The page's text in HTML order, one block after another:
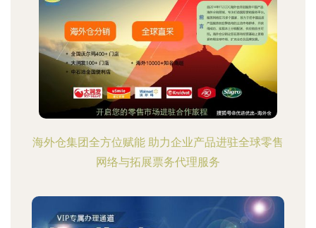
海外仓集团全方位赋能 助力企业产品进驻全球零售
网络与拓展票务代理服务